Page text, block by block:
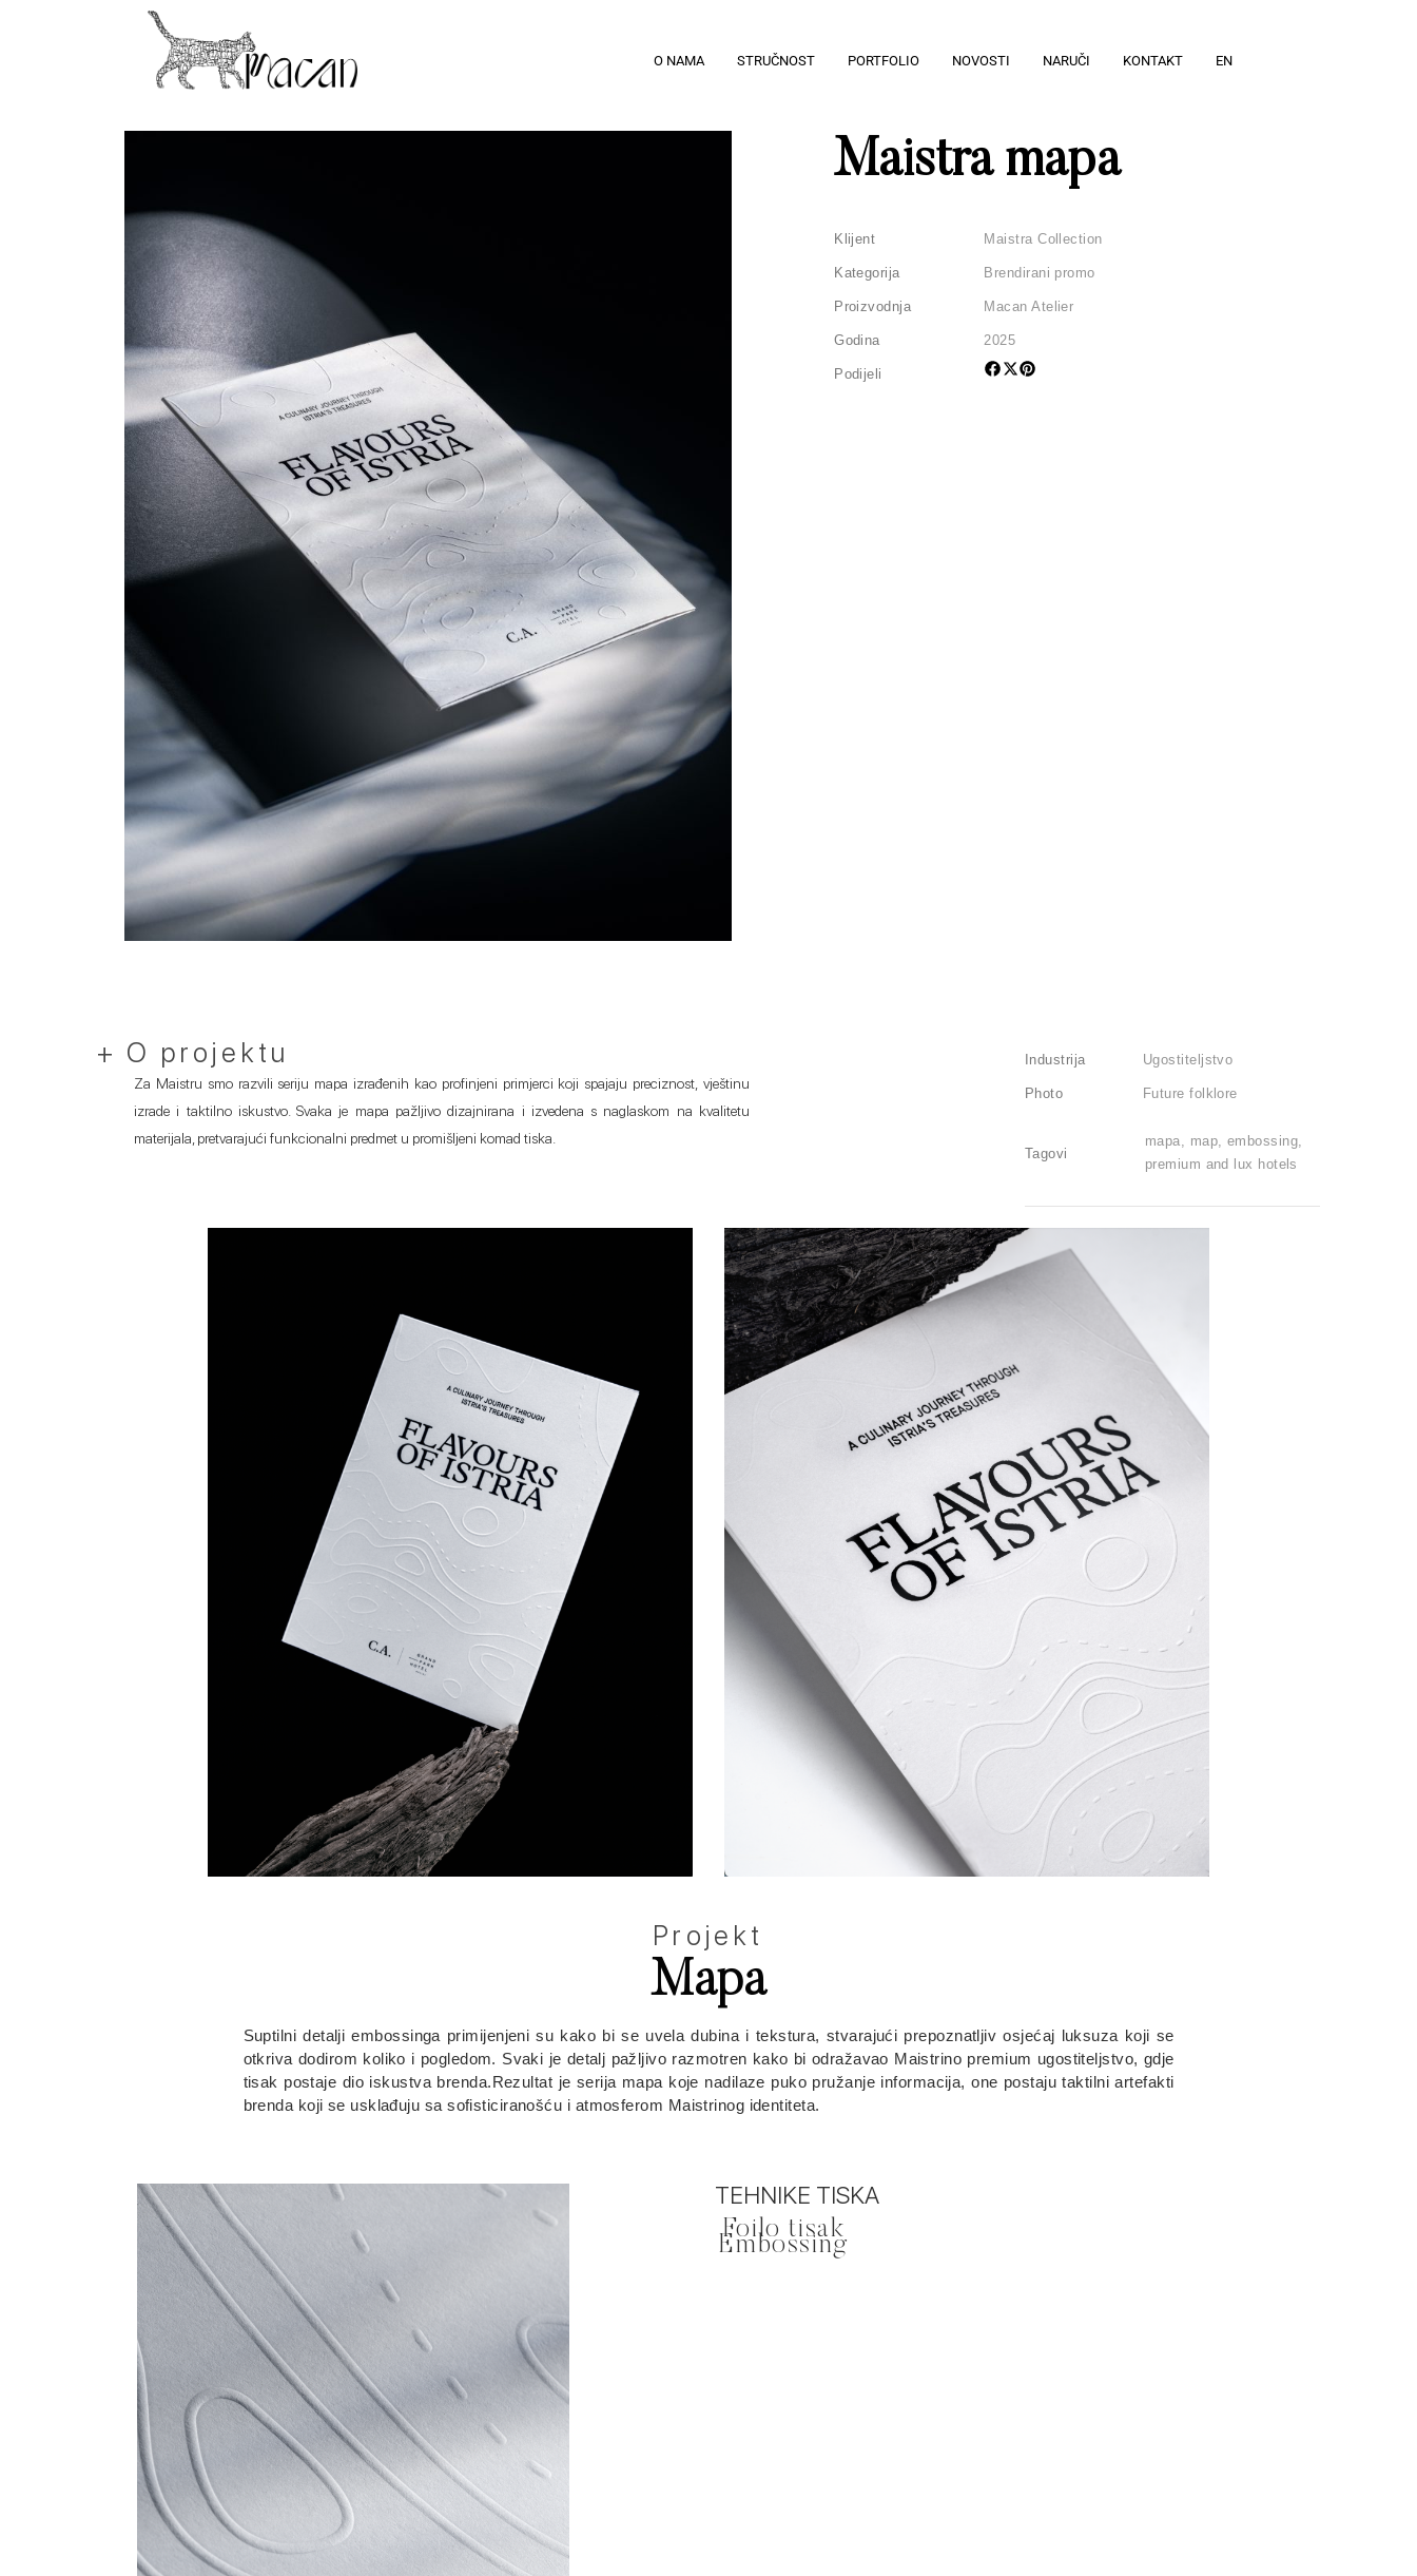
O NAMA STRUČNOST PORTFOLIO NOVOSTI NARUČI KONTAKT EN
Maistra mapa
Klijent
Kategorija
Proizvodnja
Godina
Podijeli
Maistra Collection
Brendirani promo
Macan Atelier
2025
+ O projektu
Za Maistru smo razvili seriju mapa izrađenih kao profinjeni primjerci koji spajaju preciznost, vještinu
izrade i taktilno iskustvo. Svaka je mapa pažljivo dizajnirana i izvedena s naglaskom na kvalitetu
materijala, pretvarajući funkcionalni predmet u promišljeni komad tiska.
Industrija
Photo
Ugostiteljstvo
Future folklore
Tagovi
mapa, map, embossing,
premium and lux hotels
Projekt
Mapa
Suptilni detalji embossinga primijenjeni su kako bi se uvela dubina i tekstura, stvarajući prepoznatljiv osjećaj luksuza koji se
otkriva dodirom koliko i pogledom. Svaki je detalj pažljivo razmotren kako bi odražavao Maistrino premium ugostiteljstvo, gdje
tisak postaje dio iskustva brenda.Rezultat je serija mapa koje nadilaze puko pružanje informacija, one postaju taktilni artefakti
brenda koji se usklađuju sa sofisticiranošću i atmosferom Maistrinog identiteta.
TEHNIKE TISKA
Foilo tisak
Embossing